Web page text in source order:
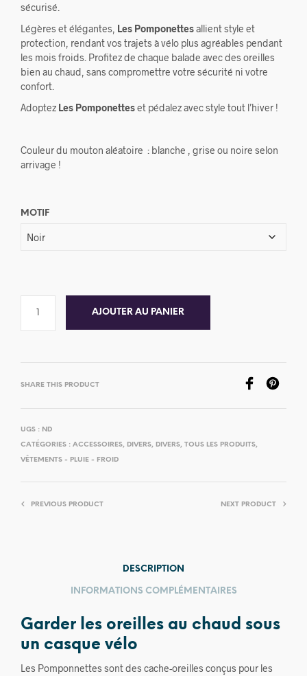
sécurisé.
Légères et élégantes, Les Pomponettesallient style et
protection, rendant vos trajets à vélo plus agréables pendant
les mois froids. Profitez de chaque balade avec des oreilles
bien au chaud, sans compromettre votre sécurité ni votre
confort.
Adoptez Les Pomponetteset pédalez avec style tout l’hiver !
Couleur du mouton aléatoire : blanche , grise ou noire selon
arrivage !
MOTIF
AJOUTER AU PANIER
SHARE THIS PRODUCT
UGS : ND
CATÉGORIES : ACCESSOIRES, DIVERS, DIVERS, TOUS LES PRODUITS,
VÊTEMENTS - PLUIE - FROID
PREVIOUS PRODUCT NEXT PRODUCT
DESCRIPTION
INFORMATIONS COMPLÉMENTAIRES
Garder les oreilles au chaud sous
un casque vélo
Les Pomponnettes sont des cache-oreilles conçus pour les